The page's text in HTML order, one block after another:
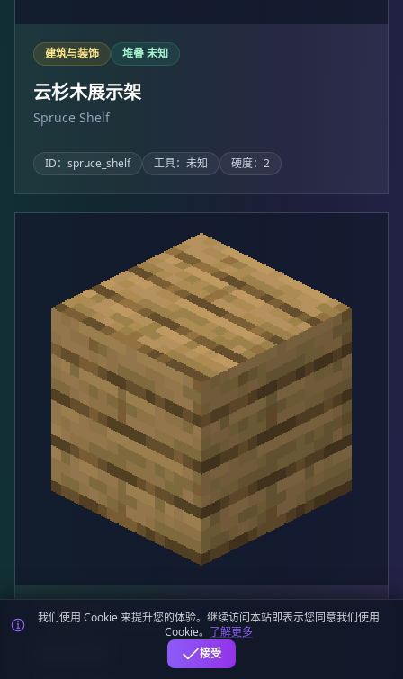
建筑与装饰 堆叠 未知
云杉木展示架
Spruce Shelf
ID：spruce_shelf 工具：未知 硬度：2
建筑与装饰 堆叠 未知
我们使用 Cookie 来提升您的体验。继续访问本站即表示您同意我们使用
Cookie。 了解更多
接受